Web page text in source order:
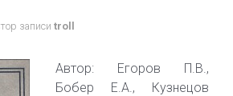
записи troll
Автор: Егоров П.В.,
Бобер Е.А., Кузнецов